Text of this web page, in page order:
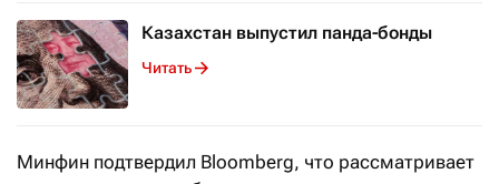
Казахстан выпустил панда-бонды
Читать
Минфин подтвердил Bloomberg, что рассматривает